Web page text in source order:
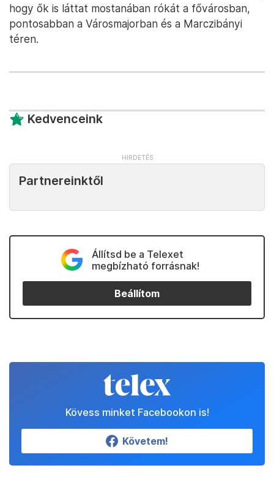
hogy ők is láttat mostanában rókát a fővárosban,
pontosabban a Városmajorban és a Marczibányi
téren.
Kedvenceink
Partnereinktől
Állítsd be a Telexet
megbízható forrásnak!
Beállítom
Kövess minket Facebookon is!
Követem!